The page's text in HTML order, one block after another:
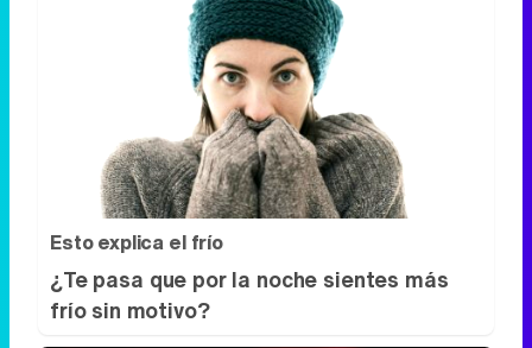
Esto explica el frío
¿Te pasa que por la noche sientes más
frío sin motivo?